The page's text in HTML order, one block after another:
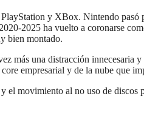
y XBox. Nintendo pasó
2025 ha vuelto a coronarse
bien montado.
más una distracción innecesaria
empresarial y de la nube que
movimiento al no uso de discos